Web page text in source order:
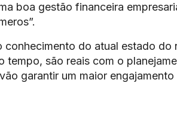
boa gestão financeira
conhecimento do atual estado
tempo, são reais com o
garantir um maior